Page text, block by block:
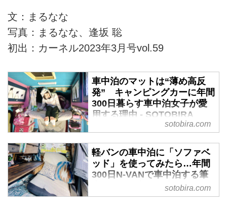
文：まるなな
写真：まるなな、逢坂 聡
初出：カーネル2023年3月号vol.59
車中泊のマットは“薄め高反
発” キャンピングカーに年間
300日暮らす車中泊女子が愛
用する理由 - SOTOBIRA
【概要】車中泊で愛用しているマ
ットや服装について、
YouTuber「うめの」さんが紹
介。
sotobira.com
軽バンの車中泊に「ソファベ
ッド」を使ってみたら…年間
300日N-VANで車中泊する筆
者がたどり着いた寝具の答え
- SOTOBIRA
sotobira.com